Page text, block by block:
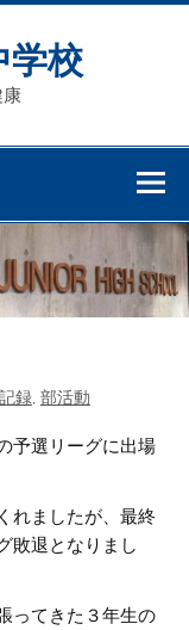
学校
録, 部活動
予選リーグに出場
れましたが、最終
敗退となりまし
ってきた３年生の